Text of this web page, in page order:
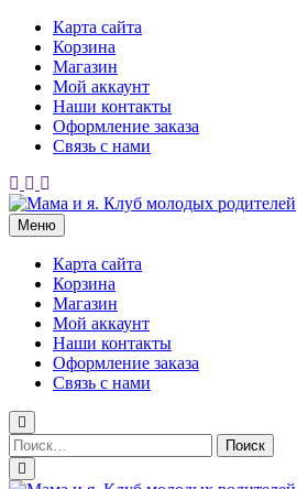
Перейти
содержимому
Карта сайта
Корзина
Магазин
Мой аккаунт
Наши контакты
Оформление заказа
Связь с нами
Мама и я. Клуб молодых родителей
Меню
Карта сайта
Корзина
Магазин
Мой аккаунт
Наши контакты
Оформление заказа
Связь с нами